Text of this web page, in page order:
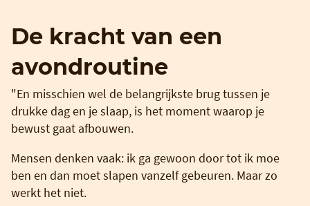
De kracht van een
avondroutine
"En misschien wel de belangrijkste brug tussen je
drukke dag en je slaap, is het moment waarop je
bewust gaat afbouwen.
Mensen denken vaak: ik ga gewoon door tot ik moe
ben en dan moet slapen vanzelf gebeuren. Maar zo
werkt het niet.